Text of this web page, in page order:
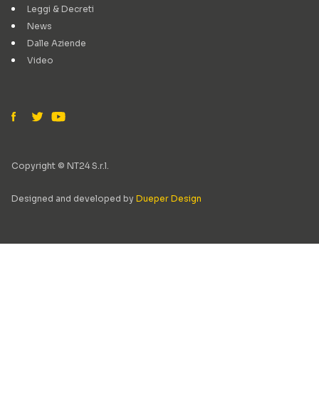
Leggi & Decreti
News
Dalle Aziende
Video
Copyright © NT24 S.r.l.
Designed and developed by Dueper Design